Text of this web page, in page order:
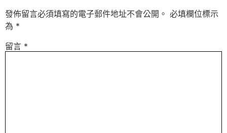
發佈留言必須填寫的電子郵件地址不會公開。 必填欄位標示
為 *
留言 *